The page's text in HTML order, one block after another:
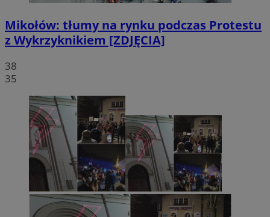
Mikołów: tłumy na rynku podczas Protestu
z Wykrzyknikiem [ZDJĘCIA]
38
35